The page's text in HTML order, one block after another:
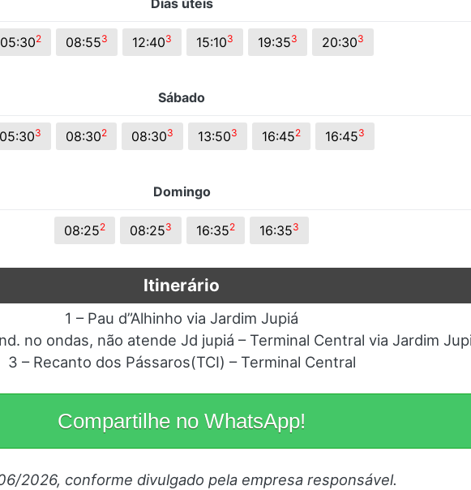
Dias úteis
05:302 08:553 12:403 15:103 19:353 20:303
Sábado
05:303 08:302 08:303 13:503 16:452 16:453
Domingo
08:252 08:253 16:352 16:353
Itinerário
1 – Pau d”Alhinho via Jardim Jupiá
no ondas, não atende Jd jupiá – Terminal Central via Jardim
3 – Recanto dos Pássaros(TCI) – Terminal Central
Compartilhe no WhatsApp!
2026, conforme divulgado pela empresa responsável.